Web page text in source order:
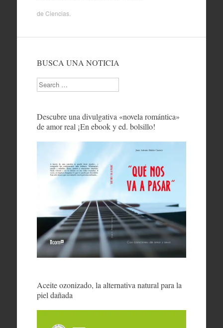
de Ciencias.
BUSCA UNA NOTICIA
Search
Descubre una divulgativa «novela romántica»
de amor real ¡En ebook y ed. bolsillo!
Aceite ozonizado, la alternativa natural para la
piel dañada